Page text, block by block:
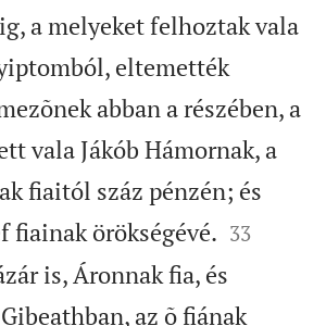
a melyeket felhoztak vala
eltemették
abban a részében, a
vala Jákób Hámornak, a
fiaitól száz pénzén; és
fiainak örökségévé. 

33
is, Áronnak fia, és
az õ fiának